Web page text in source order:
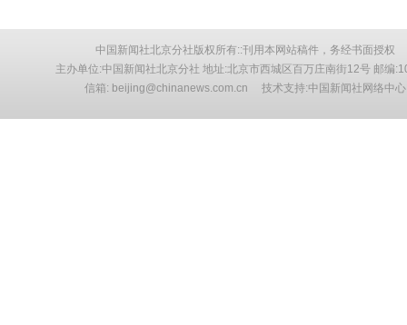
中国新闻社北京分社版权所有::刊用本网站稿件，务经书面授权
主办单位:中国新闻社北京分社 地址:北京市西城区百万庄南街12号 邮编
信箱: beijing@chinanews.com.cn 技术支持:中国新闻社网络中心